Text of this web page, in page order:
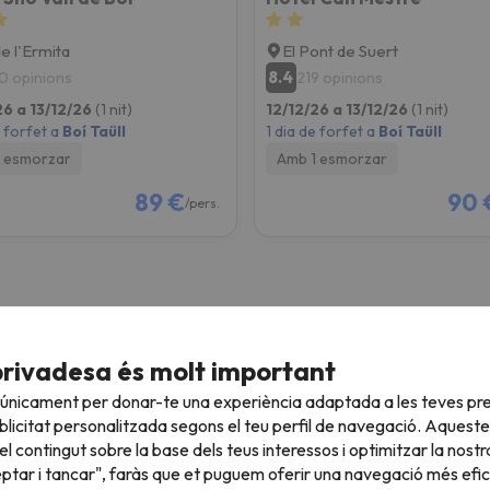
l'Ermita
opinions
a 13/12/26 (1 nit)
forfet a Boí Taüll
esmorzar
89 €/pers.
El Pont de Suert
8.4 219 opinions
12/12/26 a 13/12/26 (1 nit)
1 dia de forfet a Boí Taüll
Amb 1 esmorzar
90
Esquí Pont de Desembre
3 nits + 2 Dies de forfait
Des de
197 €
4
és molt important
per donar-te una experiència adaptada a les teves
personalitzada segons el teu perfil de navegació.
contingut sobre la base dels teus interessos i optimitzar la
i tancar", faràs que et puguem oferir una navegació més